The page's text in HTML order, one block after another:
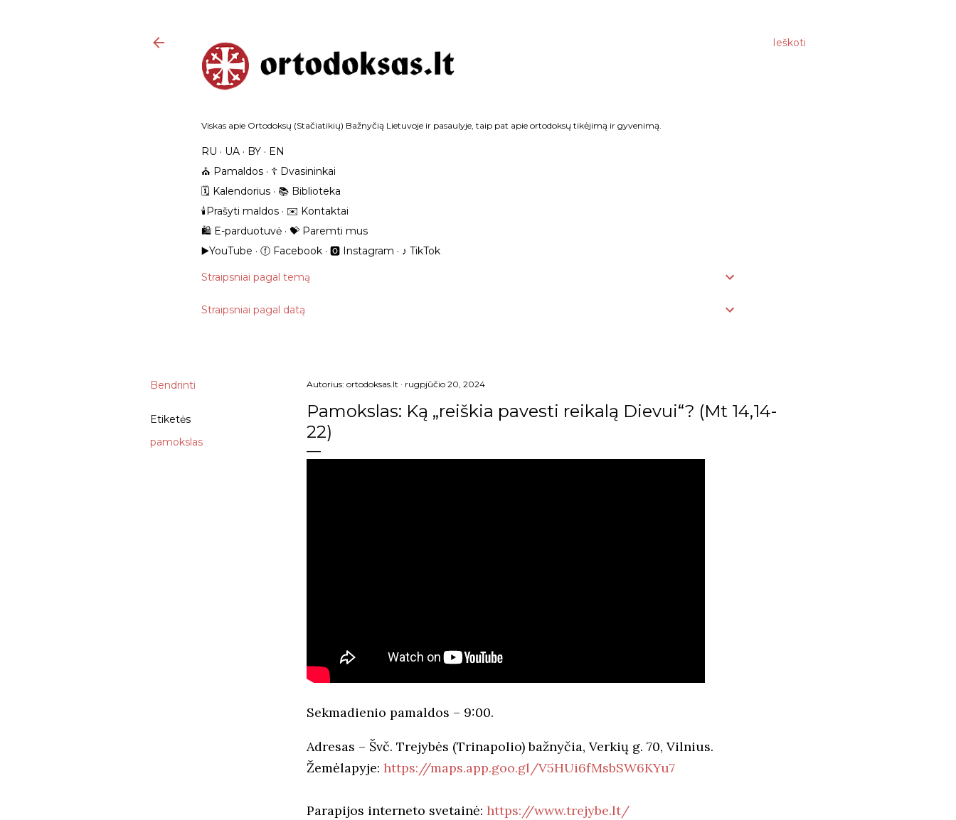
Ieškoti
Viskas apie Ortodoksų (Stačiatikių) Bažnyčią Lietuvoje ir pasaulyje, taip pat apie ortodoksų tikėjimą ir gyvenimą.
RU UA BY
EN
⛪️ Pamaldos
☦️ Dvasininkai
🗓️ Kalendorius
📚 Biblioteka
🕯️Prašyti maldos
✉️ Kontaktai
🛍️ E-parduotuvė
💝 Paremti mus
▶️YouTube
ⓕ Facebook 🅾 Instagram ‎♪ TikTok
Straipsniai pagal temą
Straipsniai pagal datą
Bendrinti
Etiketės
pamokslas
Autorius: ortodoksas.lt rugpjūčio 20, 2024
Pamokslas: Ką „reiškia pavesti reikalą Dievui“? (Mt 14,14-
22)
Sekmadienio pamaldos – 9:00.
Adresas – Švč. Trejybės (Trinapolio) bažnyčia, Verkių g. 70, Vilnius.
Žemėlapyje: https://maps.app.goo.gl/V5HUi6fMsbSW6KYu7
Parapijos interneto svetainė: https://www.trejybe.lt/